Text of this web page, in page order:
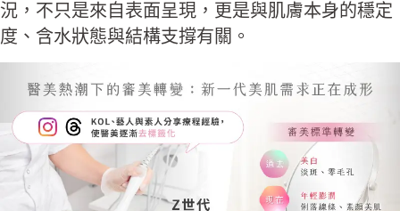
況，不只是來自表面呈現，更是與肌膚本身的穩定
度、含水狀態與結構支撐有關。